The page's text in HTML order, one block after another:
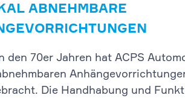
ABNEHMBARE
den 70er Jahren hat ACPS
Die Handhabung und